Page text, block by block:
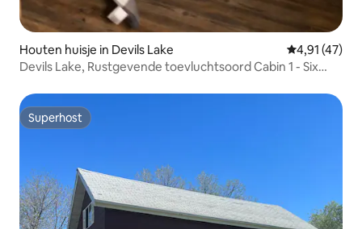
Houten huisje in Devils Lake Gemiddelde
4,91 (47)
Devils Lake, Rustgevende toevluchtsoord Cabin 1 - Six
Superhost
Superhost